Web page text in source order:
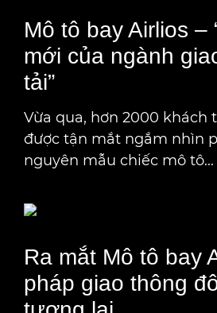
Mô tô bay Airlios –
mới của ngành
tải”
Vừa qua, hơn 2000 khách
được tận mắt ngắm nhìn
nguyên mẫu chiếc mô tô...
Ra mắt Mô tô bay
pháp giao thông